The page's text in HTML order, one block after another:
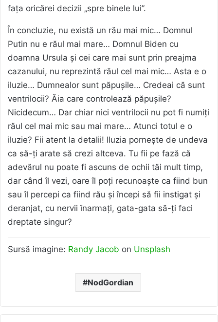
fața oricărei decizii „spre binele lui”.
În concluzie, nu există un rău mai mic… Domnul
Putin nu e răul mai mare… Domnul Biden cu
doamna Ursula și cei care mai sunt prin preajma
cazanului, nu reprezintă răul cel mai mic… Asta e o
iluzie… Dumnealor sunt păpușile… Credeai că sunt
ventrilocii? Ăia care controlează păpușile?
Nicidecum… Dar chiar nici ventrilocii nu pot fi numiți
răul cel mai mic sau mai mare… Atunci totul e o
iluzie? Fii atent la detalii! Iluzia pornește de undeva
ca să-ți arate să crezi altceva. Tu fii pe fază că
adevărul nu poate fi ascuns de ochii tăi mult timp,
dar când îl vezi, oare îl poți recunoaște ca fiind bun
sau îl percepi ca fiind rău și începi să fii instigat și
deranjat, cu nervii înarmați, gata-gata să-ți faci
dreptate singur?
Sursă imagine: Randy Jacob on Unsplash
NodGordian